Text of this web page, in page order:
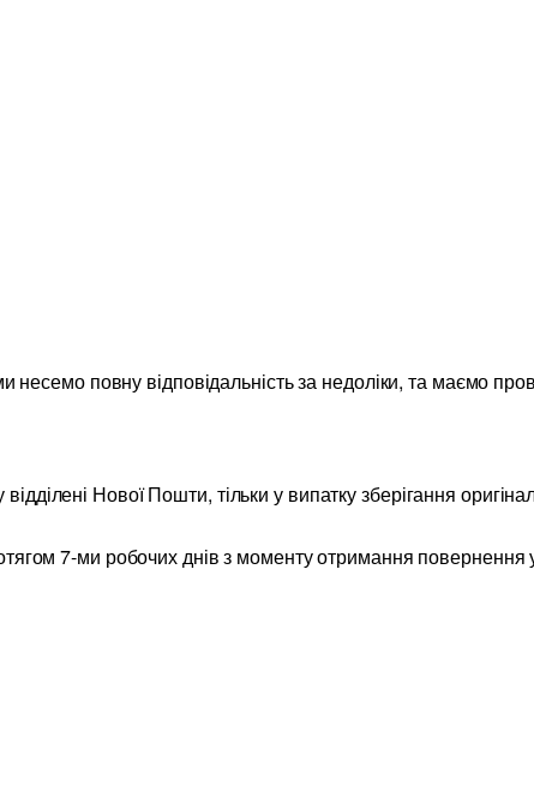
повну відповідальність за недоліки, та маємо
Нової Пошти, тільки у випатку зберігання
7-ми робочих днів з моменту отримання повернення